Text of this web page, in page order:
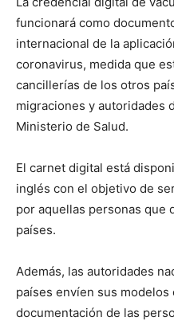
funcionará como
internacional de la
coronavirus, medida que
cancillerías de los otros
migraciones y autoridades
Ministerio de Salud.
El carnet digital está
inglés con el objetivo de
por aquellas personas que
países.
Además, las autoridades
países envíen sus
documentación de las